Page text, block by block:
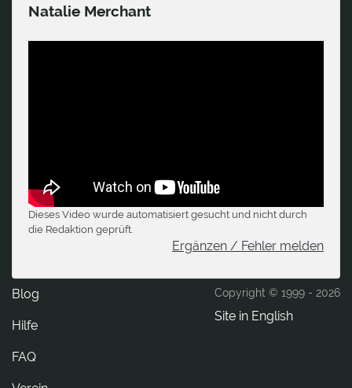
Natalie Merchant
Dieses Video wurde automatisiert gesucht und nicht durch
die Redaktion geprüft.
Ergänzen / Fehler melden
Copyright © 1999 - 2026
Site in English
Blog
Hilfe
FAQ